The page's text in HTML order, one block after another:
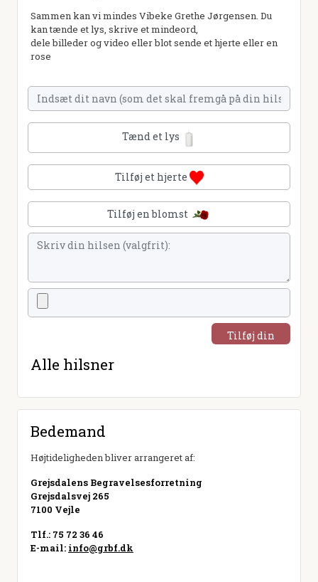
Sammen kan vi mindes Vibeke Grethe Jørgensen. Du
kan tænde et lys, skrive et mindeord,
dele billeder og video eller blot sende et hjerte eller en
rose
Tænd et lys
Tilføj et hjerte
Tilføj en blomst
Tilføj din
Alle hilsner
Bedemand
Højtideligheden bliver arrangeret af:
Grejsdalens Begravelsesforretning
Grejsdalsvej 265
7100 Vejle
Tlf.: 75 72 36 46
E-mail: info@grbf.dk